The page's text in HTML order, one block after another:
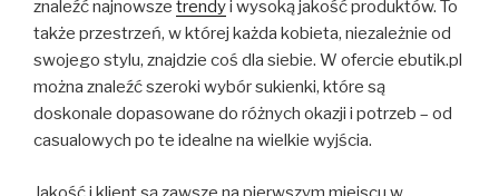
znaleźć najnowsze trendyi wysoką jakość produktów. To
także przestrzeń, w której każda kobieta, niezależnie od
swojego stylu, znajdzie coś dla siebie. W ofercie ebutik.pl
można znaleźć szeroki wybór sukienki, które są
doskonale dopasowane do różnych okazji i potrzeb – od
casualowych po te idealne na wielkie wyjścia.